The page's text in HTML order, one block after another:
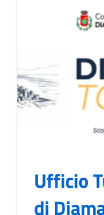
Ufficio
di